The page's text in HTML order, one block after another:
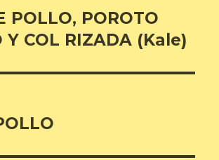
POLLO, POROTO
Y COL RIZADA (Kale)